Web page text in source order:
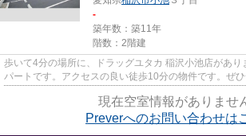
-
築年数：築11年
階数：2階建
歩いて4分の場所に、ドラッグユタカ 稲沢小池店があり
パートです。アクセスの良い徒歩10分の物件です。ぜ
現在空室情報がありませ
Preverへのお問い合わせは